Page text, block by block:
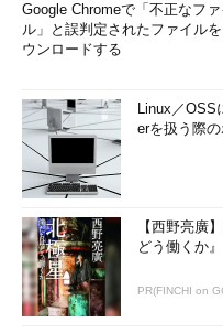
Google Chromeで「不正なファ
ル」と誤判定されたファイル
ウンロードする
Linux／OSS
erを扱う際の
【西野亮廣
どう働くか』
PR(FINCHI on